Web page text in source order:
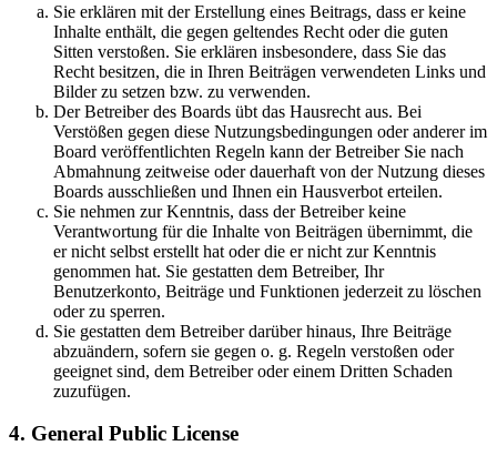
Sie erklären mit der Erstellung eines Beitrags, dass er keine
Inhalte enthält, die gegen geltendes Recht oder die guten
Sitten verstoßen. Sie erklären insbesondere, dass Sie das
Recht besitzen, die in Ihren Beiträgen verwendeten Links und
Bilder zu setzen bzw. zu verwenden.
Der Betreiber des Boards übt das Hausrecht aus. Bei
Verstößen gegen diese Nutzungsbedingungen oder anderer im
Board veröffentlichten Regeln kann der Betreiber Sie nach
Abmahnung zeitweise oder dauerhaft von der Nutzung dieses
Boards ausschließen und Ihnen ein Hausverbot erteilen.
Sie nehmen zur Kenntnis, dass der Betreiber keine
Verantwortung für die Inhalte von Beiträgen übernimmt, die
er nicht selbst erstellt hat oder die er nicht zur Kenntnis
genommen hat. Sie gestatten dem Betreiber, Ihr
Benutzerkonto, Beiträge und Funktionen jederzeit zu löschen
oder zu sperren.
Sie gestatten dem Betreiber darüber hinaus, Ihre Beiträge
abzuändern, sofern sie gegen o. g. Regeln verstoßen oder
geeignet sind, dem Betreiber oder einem Dritten Schaden
zuzufügen.
4. General Public License